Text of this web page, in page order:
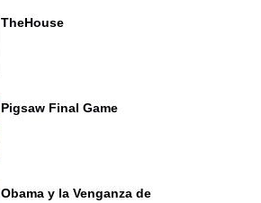
TheHouse
Pigsaw Final Game
Obama y la Venganza de